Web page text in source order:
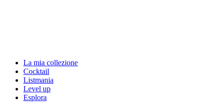
La mia collezione
Cocktail
Listmania
Level up
Esplora